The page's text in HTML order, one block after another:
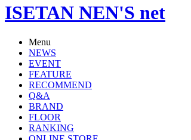
ISETAN NEN'S net
Menu
NEWS
EVENT
FEATURE
RECOMMEND
Q&A
BRAND
FLOOR
RANKING